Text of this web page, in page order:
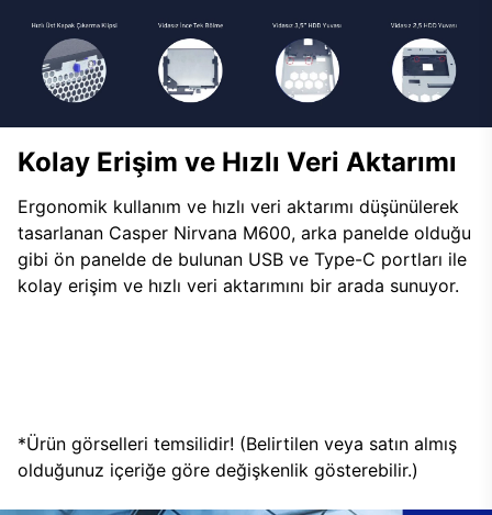
Kolay Erişim ve Hızlı Veri Aktarımı
Ergonomik kullanım ve hızlı veri aktarımı düşünülerek
tasarlanan Casper Nirvana M600, arka panelde olduğu
gibi ön panelde de bulunan USB ve Type-C portları ile
kolay erişim ve hızlı veri aktarımını bir arada sunuyor.
*Ürün görselleri temsilidir! (Belirtilen veya satın almış
olduğunuz içeriğe göre değişkenlik gösterebilir.)